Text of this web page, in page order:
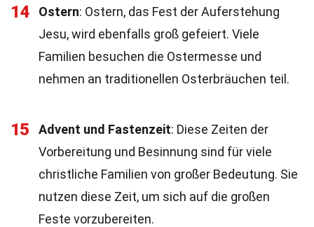
14 Ostern: Ostern, das Fest der Auferstehung
Jesu, wird ebenfalls groß gefeiert. Viele
Familien besuchen die Ostermesse und
nehmen an traditionellen Osterbräuchen teil.
15 Advent und Fastenzeit: Diese Zeiten der
Vorbereitung und Besinnung sind für viele
christliche Familien von großer Bedeutung. Sie
nutzen diese Zeit, um sich auf die großen
Feste vorzubereiten.